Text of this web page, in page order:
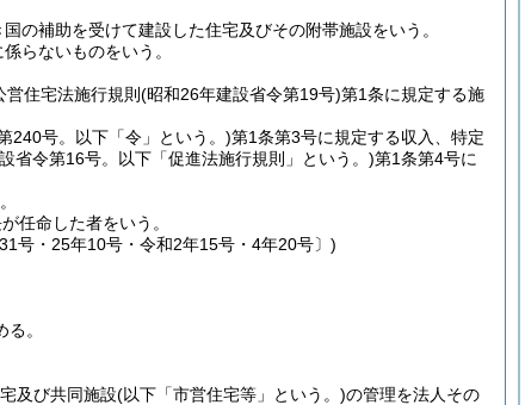
国の補助を受けて建設した住宅及びその附帯施設をいう。
らないものをいう。
住宅法施行規則 (昭和26年建設省令第19号)第1条に規定する施
240号。以下「令」という。)第1条第3号に規定する収入、特定
省令第16号。以下「促進法施行規則」という。)第1条第4号に
任命した者をいう。
号・25年10号・令和2年15号・4年20号〕)
。
及び共同施設(以下「市営住宅等」という。)の管理を法人その